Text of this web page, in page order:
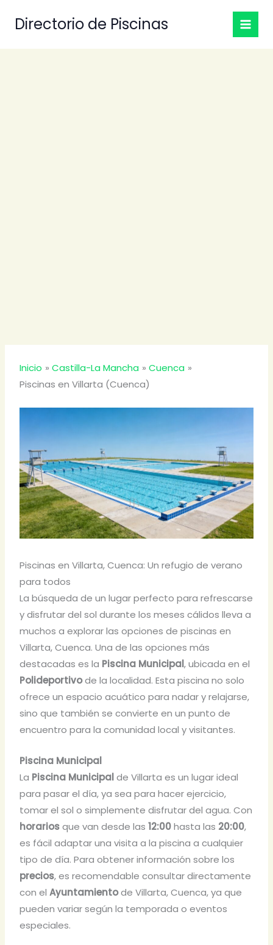
Directorio de Piscinas
Inicio Castilla-La Mancha
Cuenca
Piscinas en Villarta (Cuenca)
Piscinas en Villarta, Cuenca: Un refugio de verano
para todos
La búsqueda de un lugar perfecto para refrescarse
y disfrutar del sol durante los meses cálidos lleva a
muchos a explorar las opciones de piscinas en
Villarta, Cuenca. Una de las opciones más
destacadas es la Piscina Municipal, ubicada en el
Polideportivode la localidad. Esta piscina no solo
ofrece un espacio acuático para nadar y relajarse,
sino que también se convierte en un punto de
encuentro para la comunidad local y visitantes.
Piscina Municipal
La Piscina Municipalde Villarta es un lugar ideal
para pasar el día, ya sea para hacer ejercicio,
tomar el sol o simplemente disfrutar del agua. Con
horariosque van desde las12:00hasta las 20:00,
es fácil adaptar una visita a la piscina a cualquier
tipo de día. Para obtener información sobre los
precios, es recomendable consultar directamente
con elAyuntamientode Villarta, Cuenca, ya que
pueden variar según la temporada o eventos
especiales.